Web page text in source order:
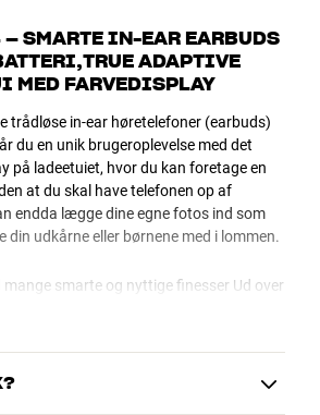
SMARTE IN-EAR EARBUDS
ADAPTIVE
MED FARVEDISPLAY
trådløse in-ear høretelefoner (earbuds)
du en unik brugeroplevelse med det
på ladeetuiet, hvor du kan foretage en
at du skal have telefonen op af
endda lægge dine egne fotos ind som
din udkårne eller børnene med i lommen.
smarte og nyttige finesser Ud over
andet JBL Spatial lyd til både
af muligheder i den dedikerede JBL
bonus er de friske farvemuligheder,